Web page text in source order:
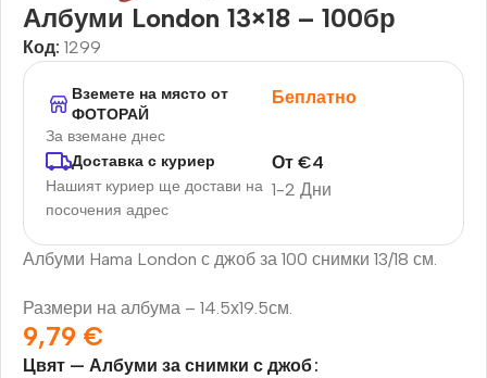
Албуми London 13×18 – 100бр
Код: 1299
Вземете на място от
ФОТОРАЙ
За вземане днес
Беплатно
Доставка с куриер
Нашият куриер ще достави на
посочения адрес
1-2 Дни
От€4
Албуми Hama London с джоб за 100 снимки 13/18 см.
Размери на албума – 14.5х19.5см.
9,79 €
Цвят — Албуми за снимки с джоб